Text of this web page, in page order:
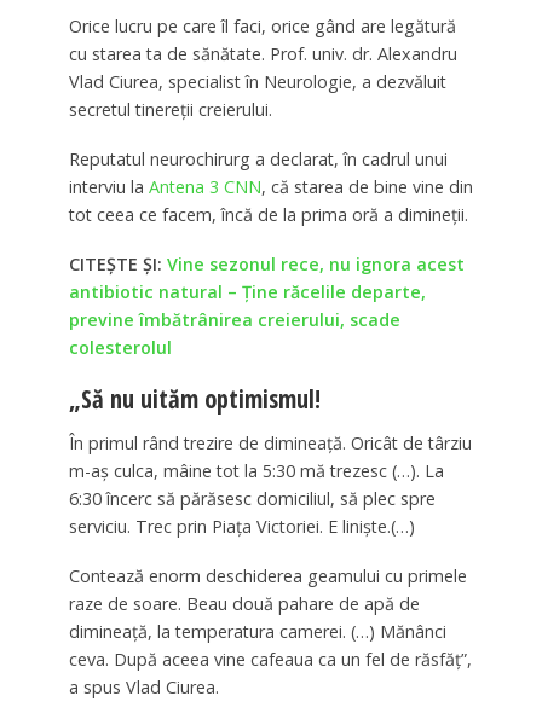
Orice lucru pe care îl faci, orice gând are legătură
cu starea ta de sănătate. Prof. univ. dr. Alexandru
Vlad Ciurea, specialist în Neurologie, a dezvăluit
secretul tinereţii creierului.
Reputatul neurochirurg a declarat, în cadrul unui
interviu la Antena 3 CNN, că starea de bine vine din
tot ceea ce facem, încă de la prima oră a dimineţii.
CITEȘTE ȘI: Vine sezonul rece, nu ignora acest
antibiotic natural – Ține răcelile departe,
previne îmbătrânirea creierului, scade
colesterolul
„Să nu uităm optimismul!
În primul rând trezire de dimineață. Oricât de târziu
m-aș culca, mâine tot la 5:30 mă trezesc (…). La
6:30 încerc să părăsesc domiciliul, să plec spre
serviciu. Trec prin Piața Victoriei. E liniște.(…)
Contează enorm deschiderea geamului cu primele
raze de soare. Beau două pahare de apă de
dimineață, la temperatura camerei. (…) Mănânci
ceva. După aceea vine cafeaua ca un fel de răsfăț”,
a spus Vlad Ciurea.